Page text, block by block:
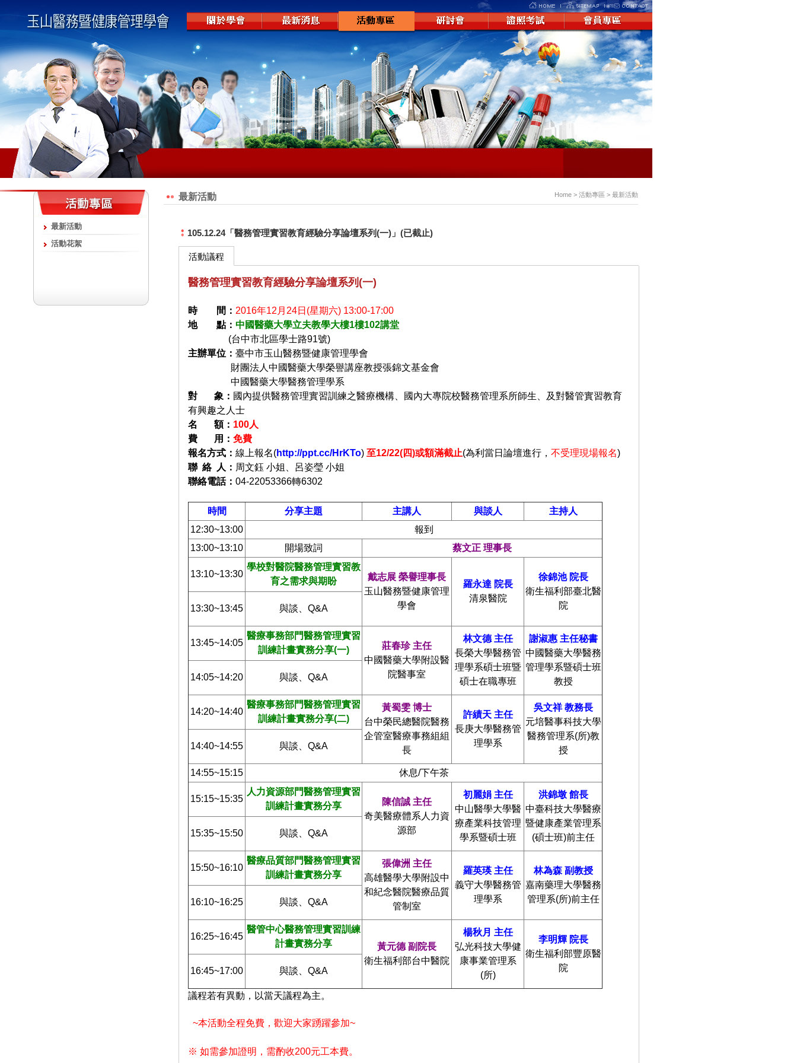
最新活動
活動花絮
最新活動 Home > 活動專區 > 最新活動
105.12.24「醫務管理實習教育經驗分享論壇系列(一)」(已截止)
活動議程
醫務管理實習教育經驗分享論壇系列(一)
時 間 ： 2016年12月24日(星期六) 13:00-17:00
地
點： 中國醫藥大學立夫教學大樓1樓102講堂
(台中市北區學士路91號)
主辦單位 ： 臺中市玉山醫務暨健康管理學會
財團法人中國醫藥大學榮譽講座教授張錦文基金會
中國醫藥大學醫務管理學系
對
象： 國內提供醫務管理實習訓練之醫療機構、國內大專院校醫務管理系所師生、及對醫管實習教育
有興趣之人士
名
額： 100人
費
用： 免費
報名方式 ： 線上報名(http://ppt.cc/HrKTo) 至12/22(四)或額滿截止(為利當日論壇進行， 不受理現場報名)
聯 絡 人： 周文鈺 小姐、呂姿瑩 小姐
聯絡電話： 04-22053366轉6302
時間 分享主題 主講人 與談人
主持人
12:30~13:00
報到
13:00~13:10
開場致詞 蔡文正 理事長
13:10~13:30
學校對醫院醫務管理實習教
育之需求與期盼
戴志展 榮譽理事長
玉山醫務暨健康管理
學會
羅永達 院長
清泉醫院
徐錦池 院長
衛生福利部臺北醫
院
13:30~13:45 與談、Q&A
13:45~14:05
醫療事務部門醫務管理實習
訓練計畫實務分享(一) 莊春珍 主任
中國醫藥大學附設醫
院醫事室
林文德 主任
長榮大學醫務管
理學系碩士班暨
碩士在職專班
謝淑惠 主任秘書
中國醫藥大學醫務
管理學系暨碩士班
教授
14:05~14:20 與談、Q&A
14:20~14:40
醫療事務部門醫務管理實習
訓練計畫實務分享(二)
黃蜀雯 博士
台中榮民總醫院醫務
企管室醫療事務組組
長
許績天 主任
長庚大學醫務管
理學系
吳文祥 教務長
元培醫事科技大學
醫務管理系(所)教
授
14:40~14:55 與談、Q&A
14:55~15:15 休息/下午茶
15:15~15:35
人力資源部門醫務管理實習
訓練計畫實務分享
陳信誠 主任
奇美醫療體系人力資
源部
初麗娟 主任
中山醫學大學醫
療產業科技管理
學系暨碩士班
洪錦墩 館長
中臺科技大學醫療
暨健康產業管理系
(碩士班)前主任
15:35~15:50 與談、Q&A
15:50~16:10
醫療品質部門醫務管理實習
訓練計畫實務分享
張偉洲 主任
高雄醫學大學附設中
和紀念醫院醫療品質
管制室
羅英瑛 主任
義守大學醫務管
理學系
林為森 副教授
嘉南藥理大學醫務
管理系(所)前主任
16:10~16:25 與談、Q&A
16:25~16:45
醫管中心醫務管理實習訓練
計畫實務分享
黃元德 副院長
衛生福利部台中醫院
楊秋月 主任
弘光科技大學健
康事業管理系
(所)
李明輝 院長
衛生福利部豐原醫
院
16:45~17:00 與談、Q&A
議程若有異動，以當天議程為主。
~本活動全程免費，歡迎大家踴躍參加~
※ 如需參加證明，需酌收200元工本費。